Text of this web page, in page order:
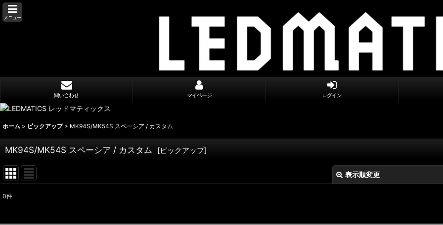
メニュー
問い合わせ マイページ ログイン
ホーム > ピックアップ > MK94S/MK54S スペーシア / カスタム
MK94S/MK54S スペーシア / カスタム [ピックアップ]
表示順変更
0件